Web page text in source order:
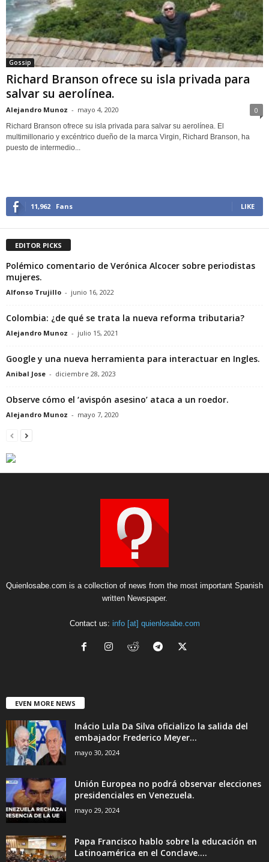
Gossip
Richard Branson ofrece su isla privada para
salvar su aerolínea.
Alejandro Munoz - mayo 4, 2020 0
Richard Branson ofrece su isla privada para salvar su aerolínea. El
multimillonario y excéntrico dueño de la marca Virgin, Richard Branson, ha
puesto de intermedio...
11,962 Fans LIKE
EDITOR PICKS
Polémico comentario de Verónica Alcocer sobre periodistas
mujeres.
Alfonso Trujillo - junio 16, 2022
Colombia: ¿de qué se trata la nueva reforma tributaria?
Alejandro Munoz - julio 15, 2021
Google y una nueva herramienta para interactuar en Ingles.
Anibal Jose - diciembre 28, 2023
Observe cómo el ‘avispón asesino’ ataca a un roedor.
Alejandro Munoz - mayo 7, 2020
Quienlosabe.com is a collection of news from the most important Spanish
written Newspaper.
Contact us: info [at] quienlosabe.com
EVEN MORE NEWS
Inácio Lula Da Silva oficializo la salida del
embajador Frederico Meyer...
mayo 30, 2024
Unión Europea no podrá observar elecciones
presidenciales en Venezuela.
mayo 29, 2024
Papa Francisco hablo sobre la educación en
Latinoamérica en el Conclave....